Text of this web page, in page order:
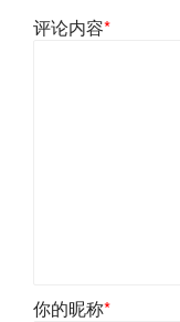
评论内容*
你的昵称*